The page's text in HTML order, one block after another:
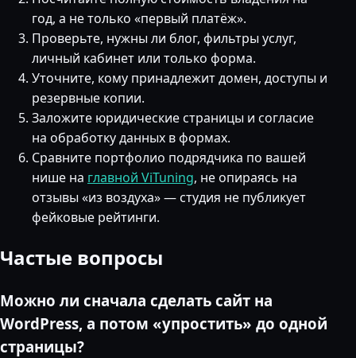
год, а не только «первый платёж».
Проверьте, нужны ли блог, фильтры услуг,
личный кабинет или только форма.
Уточните, кому принадлежит домен, доступы и
резервные копии.
Заложите юридические страницы и согласие
на обработку данных в формах.
Сравните портфолио подрядчика по вашей
нише на главной ViTuning, не опираясь на
отзывы «из воздуха» — студия не публикует
фейковые рейтинги.
Частые вопросы
Можно ли сначала сделать сайт на
WordPress, а потом «упростить» до одной
страницы?